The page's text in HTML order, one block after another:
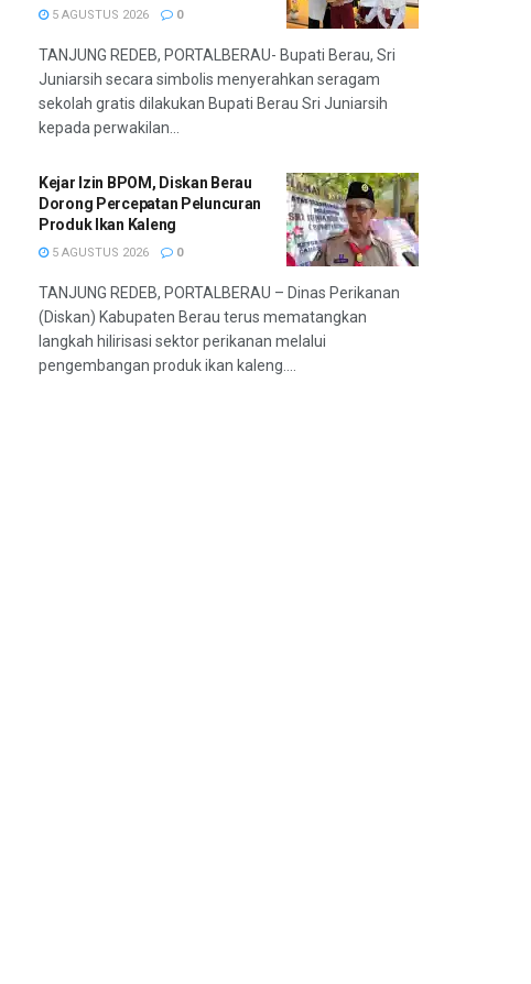
5 AGUSTUS 2026 0
TANJUNG REDEB, PORTALBERAU- Bupati Berau, Sri
Juniarsih secara simbolis menyerahkan seragam
sekolah gratis dilakukan Bupati Berau Sri Juniarsih
kepada perwakilan...
Kejar Izin BPOM, Diskan Berau
Dorong Percepatan Peluncuran
Produk Ikan Kaleng
5 AGUSTUS 2026 0
TANJUNG REDEB, PORTALBERAU – Dinas Perikanan
(Diskan) Kabupaten Berau terus mematangkan
langkah hilirisasi sektor perikanan melalui
pengembangan produk ikan kaleng....